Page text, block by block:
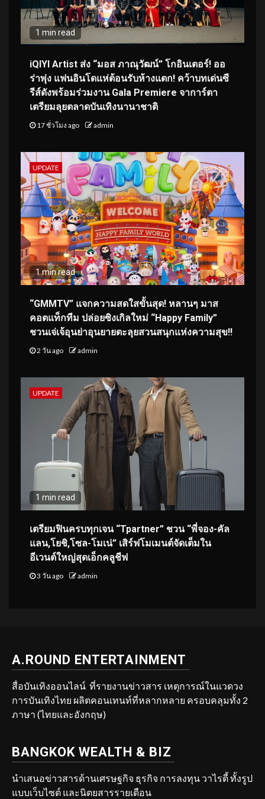
1 min read
iQIYI Artist ส่ง “มอส ภาณุวัฒน์” โกอินเตอร์! ออ
ร่าพุ่ง แฟนอินโดแห่ต้อนรับห้างแตก! คว้าบทเด่นซี
รีส์ดังพร้อมร่วมงาน Gala Premiere จาการ์ตา
เตรียมลุยตลาดบันเทิงนานาชาติ
17 ชั่วโมง ago admin
UPDATE
1 min read
“GMMTV” แจกความสดใสขั้นสุด! หลานๆ มาส
คอตแท็กทีม ปล่อยซิงเกิลใหม่ “Happy Family”
ชวนเจ่เจ้อุนย่าอุนยายตะลุยสวนสนุกแห่งความสุข!!
2 วัน ago admin
UPDATE
1 min read
เตรียมฟินครบทุกเจน “Tpartner” ชวน “พี่จอง-คัล
แลน,โยชิ,โซล-โมเน่” เสิร์ฟโมเมนต์จัดเต็มใน
อีเวนต์ใหญ่สุดเอ็กคลูชีฟ
3 วัน ago admin
A.ROUND ENTERTAINMENT
สื่อบันเทิงออนไลน์ ที่รายงานข่าวสาร เหตุการณ์ในแวดวง
การบันเทิงไทย ผลิตคอนเทนท์ที่หลากหลาย ครอบคลุมทั้ง 2
ภาษา (ไทยและอังกฤษ)
BANGKOK WEALTH & BIZ
นำเสนอข่าวสารด้านเศรษฐกิจ ธุรกิจ การลงทุน วาไรตี้ ทั้งรูป
แบบเว็บไซต์ และนิตยสารรายเดือน